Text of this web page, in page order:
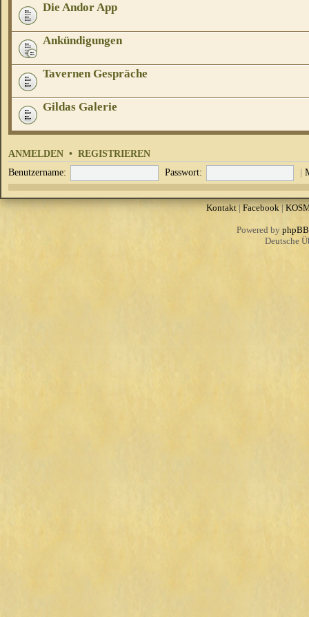
Die Andor App
Ankündigungen
Tavernen Gespräche
Gildas Galerie
ANMELDEN • REGISTRIEREN
Benutzername: Passwort: |
Kontakt| Facebook|
Powered by phpBB
Deutsche